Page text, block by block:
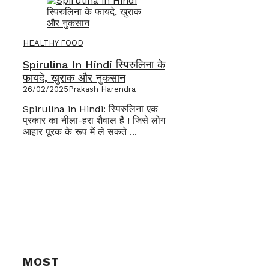
HEALTHY FOOD
Spirulina In Hindi स्पिरुलिना के
फायदे, खुराक और नुकसान
26/02/2025Prakash Harendra
Spirulina in Hindi: स्पिरुलिना एक
प्रकार का नीला-हरा शैवाल है ! जिसे लोग
आहार पूरक के रूप में ले सकते ...
MOST